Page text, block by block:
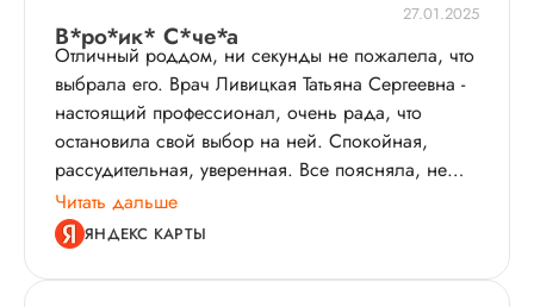
27.01.2025
В*ро*ик* С*че*а
Отличный роддом, ни секунды не пожалела, что
выбрала его. Врач Ливицкая Татьяна Сергеевна -
настоящий профессионал, очень рада, что
остановила свой выбор на ней. Спокойная,
рассудительная, уверенная. Все поясняла, не
давала впасть в панику, быстро
сориентировалась в сложной ситуации. Также
хочу выразить благодарность другим врачам,
которые работали со мной в роддоме - Алфёрову
Читать дальше
ЯНДЕКС КАРТЫ